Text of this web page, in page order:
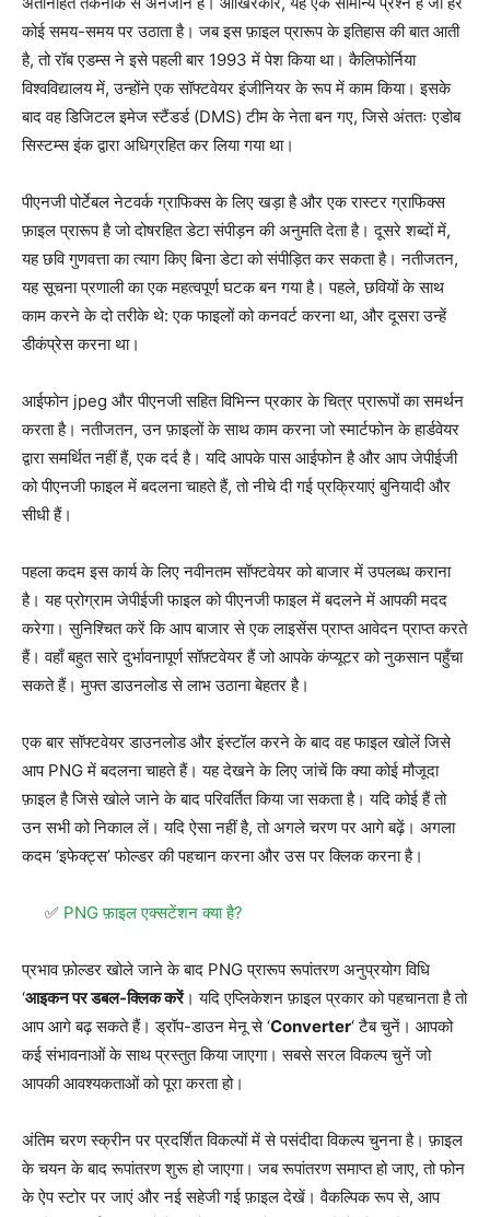
कोई समय-समय पर उठाता है। जब इस फ़ाइल प्रारूप के इतिहास की बात आती
है, तो रॉब एडम्स ने इसे पहली बार 1993 में पेश किया था। कैलिफोर्निया
विश्वविद्यालय में, उन्होंने एक सॉफ्टवेयर इंजीनियर के रूप में काम किया। इसके
बाद वह डिजिटल इमेज स्टैंडर्ड (DMS) टीम के नेता बन गए, जिसे अंततः एडोब
सिस्टम्स इंक द्वारा अधिग्रहित कर लिया गया था।
पीएनजी पोर्टेबल नेटवर्क ग्राफिक्स के लिए खड़ा है और एक रास्टर ग्राफिक्स
फ़ाइल प्रारूप है जो दोषरहित डेटा संपीड़न की अनुमति देता है। दूसरे शब्दों में,
यह छवि गुणवत्ता का त्याग किए बिना डेटा को संपीड़ित कर सकता है। नतीजतन,
यह सूचना प्रणाली का एक महत्वपूर्ण घटक बन गया है। पहले, छवियों के साथ
काम करने के दो तरीके थे: एक फाइलों को कनवर्ट करना था, और दूसरा उन्हें
डीकंप्रेस करना था।
आईफोन jpeg और पीएनजी सहित विभिन्न प्रकार के चित्र प्रारूपों का समर्थन
करता है। नतीजतन, उन फ़ाइलों के साथ काम करना जो स्मार्टफोन के हार्डवेयर
द्वारा समर्थित नहीं हैं, एक दर्द है। यदि आपके पास आईफोन है और आप जेपीईजी
को पीएनजी फाइल में बदलना चाहते हैं, तो नीचे दी गई प्रक्रियाएं बुनियादी और
सीधी हैं।
पहला कदम इस कार्य के लिए नवीनतम सॉफ्टवेयर को बाजार में उपलब्ध कराना
है। यह प्रोग्राम जेपीईजी फाइल को पीएनजी फाइल में बदलने में आपकी मदद
करेगा। सुनिश्चित करें कि आप बाजार से एक लाइसेंस प्राप्त आवेदन प्राप्त करते
हैं। वहाँ बहुत सारे दुर्भावनापूर्ण सॉफ़्टवेयर हैं जो आपके कंप्यूटर को नुकसान पहुँचा
सकते हैं। मुफ्त डाउनलोड से लाभ उठाना बेहतर है।
एक बार सॉफ्टवेयर डाउनलोड और इंस्टॉल करने के बाद वह फाइल खोलें जिसे
आप PNG में बदलना चाहते हैं। यह देखने के लिए जांचें कि क्या कोई मौजूदा
फ़ाइल है जिसे खोले जाने के बाद परिवर्तित किया जा सकता है। यदि कोई हैं तो
उन सभी को निकाल लें। यदि ऐसा नहीं है, तो अगले चरण पर आगे बढ़ें। अगला
कदम ‘इफेक्ट्स’ फोल्डर की पहचान करना और उस पर क्लिक करना है।
PNG फ़ाइल एक्सटेंशन क्या है?
प्रभाव फ़ोल्डर खोले जाने के बाद PNG प्रारूप रूपांतरण अनुप्रयोग विधि
‘आइकन पर डबल-क्लिक करें। यदि एप्लिकेशन फ़ाइल प्रकार को पहचानता है तो
आप आगे बढ़ सकते हैं। ड्रॉप-डाउन मेनू से ‘Converter‘ टैब चुनें। आपको
कई संभावनाओं के साथ प्रस्तुत किया जाएगा। सबसे सरल विकल्प चुनें जो
आपकी आवश्यकताओं को पूरा करता हो।
अंतिम चरण स्क्रीन पर प्रदर्शित विकल्पों में से पसंदीदा विकल्प चुनना है। फ़ाइल
के चयन के बाद रूपांतरण शुरू हो जाएगा। जब रूपांतरण समाप्त हो जाए, तो फोन
के ऐप स्टोर पर जाएं और नई सहेजी गई फ़ाइल देखें। वैकल्पिक रूप से, आप